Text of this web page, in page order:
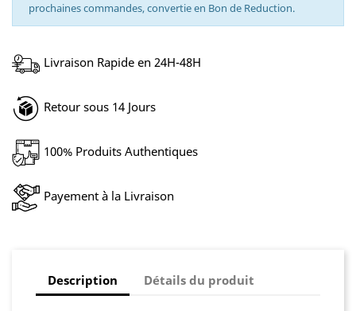
prochaines commandes, convertie en Bon de Reduction.
Livraison Rapide en 24H-48H
Retour sous 14 Jours
100% Produits Authentiques
Payement à la Livraison
Description Détails du produit